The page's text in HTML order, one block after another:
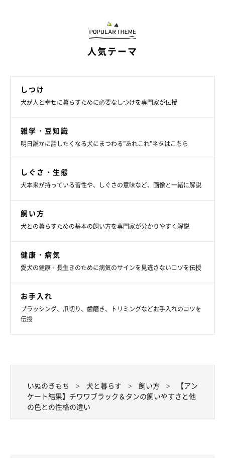
次に、94名の読者さんに飼っているチワワの性格を毛色別に分析
してもらったところ、ブラック＆タンは他の毛色に比べてやんち
ゃな個体や、好奇心旺盛で賢い個体が多いことが分かりました。
人気テーマ
しつけ
犬が人と幸せに暮らすために必要なしつけを専門家が伝授
雑学・豆知識
明日誰かに話したくなる犬にまつわる”あれこれ”ネタはこちら
しぐさ・生態
犬本来が持っている習性や、しぐさの意味など、画像と一緒に解説
飼い方
犬との暮らすための基本の飼い方を専門家が分かりやすく解説
健康・病気
愛犬の健康・長生きのために病気のサインを見逃さないコツを伝授
お手入れ
ブラッシング、爪切り、歯磨き、トリミングなどお手入れのコツを
伝授
いぬのきもち 犬と暮らす 飼い方
【アン
ケート結果】チワワブラック＆タンの飼いやすさと他
の色との性格の違い